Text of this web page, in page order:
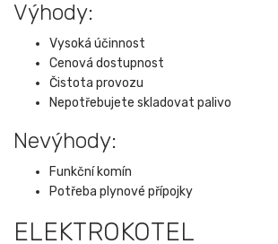
Výhody:
Vysoká účinnost
Cenová dostupnost
Čistota provozu
Nepotřebujete skladovat palivo
Nevýhody:
Funkční komín
Potřeba plynové přípojky
ELEKTROKOTEL